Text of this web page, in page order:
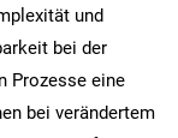
und
bei der
Prozesse eine
bei verändertem